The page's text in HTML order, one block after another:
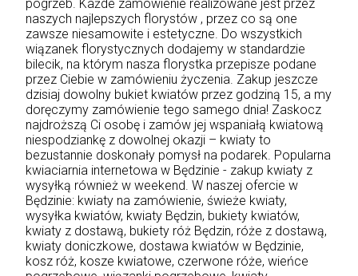
pogrzeb. Każde zamówienie realizowane jest przez
naszych najlepszych florystów , przez co są one
zawsze niesamowite i estetyczne. Do wszystkich
wiązanek florystycznych dodajemy w standardzie
bilecik, na którym nasza florystka przepisze podane
przez Ciebie w zamówieniu życzenia. Zakup jeszcze
dzisiaj dowolny bukiet kwiatów przez godziną 15, a my
doręczymy zamówienie tego samego dnia! Zaskocz
najdroższą Ci osobę i zamów jej wspaniałą kwiatową
niespodziankę z dowolnej okazji – kwiaty to
bezustannie doskonały pomysł na podarek. Popularna
kwiaciarnia internetowa w Będzinie - zakup kwiaty z
wysyłką również w weekend. W naszej ofercie w
Będzinie: kwiaty na zamówienie, świeże kwiaty,
wysyłka kwiatów, kwiaty Będzin, bukiety kwiatów,
kwiaty z dostawą, bukiety róż Będzin, róże z dostawą,
kwiaty doniczkowe, dostawa kwiatów w Będzinie,
kosz róż, kosze kwiatowe, czerwone róże, wieńce